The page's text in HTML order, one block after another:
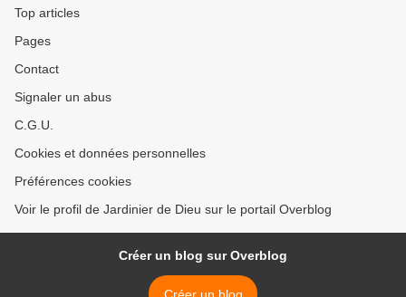
Top articles
Pages
Contact
Signaler un abus
C.G.U.
Cookies et données personnelles
Préférences cookies
Voir le profil de Jardinier de Dieu sur le portail Overblog
Créer un blog sur Overblog